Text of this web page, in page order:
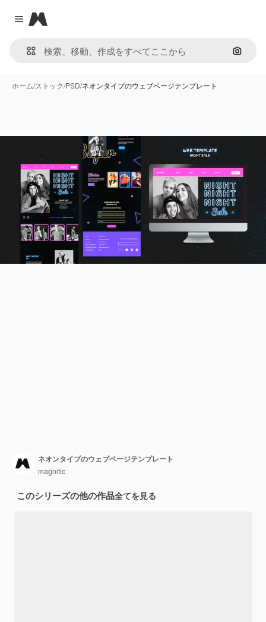
Close menu
Magnific
画像で
ホーム/ストック/PSD/ネオンタイプのウェブページテンプレート
ネオンタイプのウェブページテンプレート
magnific
このシリーズの他の作品全てを見る